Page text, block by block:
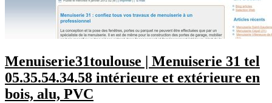
Menuiserie31toulouse | Menuiserie 31 tel
05.35.54.34.58 intérieure et extérieure en
bois, alu, PVC